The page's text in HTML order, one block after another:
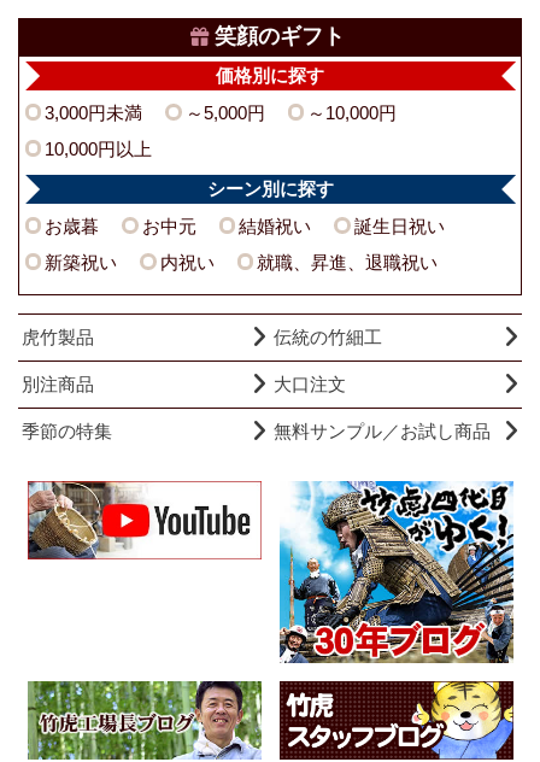
笑顔のギフト
価格別に探す
3,000円未満 ～5,000円
～10,000円
10,000円以上
シーン別に探す
お歳暮 お中元 結婚祝い
誕生日祝い
新築祝い
内祝い 就職、昇進、退職祝い
虎竹製品 伝統の竹細工
別注商品 大口注文
季節の特集 無料サンプル／お試し商品